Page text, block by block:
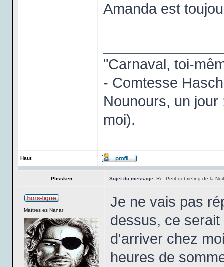
Amanda est
"Carnaval, toi-
- Comtesse
Nounours, un
moi).
Haut
Plissken Sujet du message: Re: Petit debriefing de la
Maîtres es Nanar
Je ne vais pas
dessus, ce
d'arriver chez
heures de